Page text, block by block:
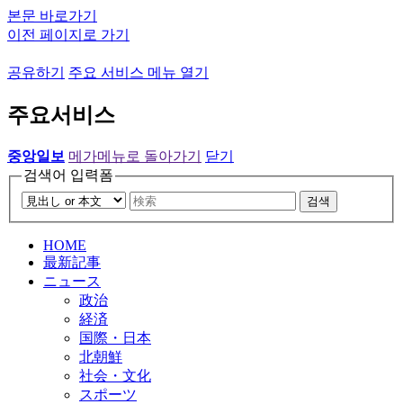
본문 바로가기
이전 페이지로 가기
공유하기 주요 서비스 메뉴 열기
주요서비스
중앙일보 메가메뉴로 돌아가기
닫기
검색어 입력폼
검색
HOME
最新記事
ニュース
政治
経済
国際・日本
北朝鮮
社会・文化
スポーツ